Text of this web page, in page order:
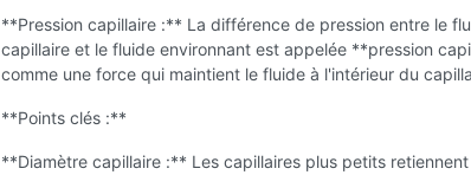
**Pression capillaire :** La différence de pression entre le
capillaire et le fluide environnant est appelée **pression
comme une force qui maintient le fluide à l'intérieur du
**Points clés :**
**Diamètre capillaire :** Les capillaires plus petits